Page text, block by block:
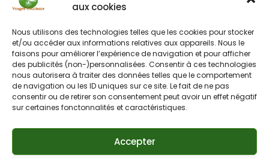
aux cookies
Nous utilisons des technologies telles que les cookies pour stocker
et/ou accéder aux informations relatives aux appareils. Nous le
faisons pour améliorer l’expérience de navigation et pour afficher
des publicités (non-)personnalisées. Consentir à ces technologies
nous autorisera à traiter des données telles que le comportement
de navigation ou les ID uniques sur ce site. Le fait de ne pas
consentir ou de retirer son consentement peut avoir un effet négatif
sur certaines fonctonnalités et caractéristiques.
Accepter